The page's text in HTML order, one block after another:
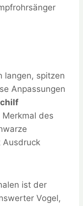
langen, spitzen
Anpassungen
des
Ausdruck
ist der
Vogel,